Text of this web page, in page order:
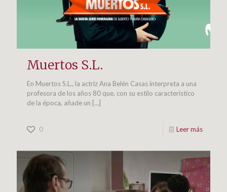
Muertos S.L.
En Muertos S.L., la actriz Ana Belén Casas interpreta a una
profesora de los años 80 que, con su estilo característico
de la época, añade un […]
0 Leer más